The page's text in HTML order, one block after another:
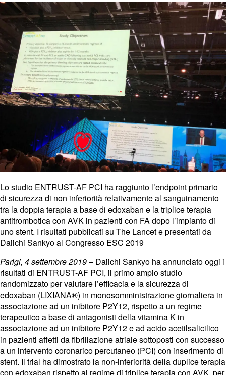
Lo studio ENTRUST-AF PCI ha raggiunto l’endpoint primario
di sicurezza di non inferiorità relativamente al sanguinamento
tra la doppia terapia a base di edoxaban e la triplice terapia
antitrombotica con AVK in pazienti con FA dopo l’impianto di
uno stent. I risultati pubblicati su The Lancet e presentati da
Daiichi Sankyo al Congresso ESC 2019
Parigi, 4 settembre 2019– Daiichi Sankyo ha annunciato oggi i
risultati di ENTRUST-AF PCI, il primo ampio studio
randomizzato per valutare l’efficacia e la sicurezza di
edoxaban (LIXIANA®) in monosomministrazione giornaliera in
associazione ad un inibitore P2Y12, rispetto a un regime
terapeutico a base di antagonisti della vitamina K in
associazione ad un inibitore P2Y12 e ad acido acetilsalicilico
in pazienti affetti da fibrillazione atriale sottoposti con successo
a un intervento coronarico percutaneo (PCI) con inserimento di
stent. Il trial ha dimostrato la non-inferiorità della duplice terapia